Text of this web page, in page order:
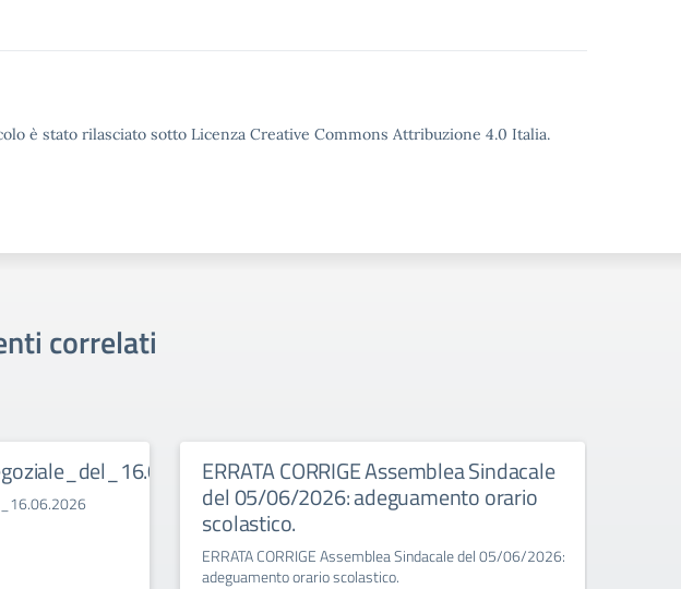
è stato rilasciato sotto Licenza Creative Commons Attribuzione 4.0 Italia.
correlati
ERRATA CORRIGE Assemblea Sindacale
del 05/06/2026: adeguamento orario
scolastico.
ERRATA CORRIGE Assemblea Sindacale del 05/06/2026:
adeguamento orario scolastico.